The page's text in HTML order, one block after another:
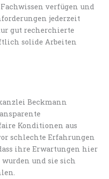
verfügen und
jederzeit
gut recherchierte
solide Arbeiten
Beckmann
Konditionen aus
schlechte Erfahrungen
ihre Erwartungen hier
und sie sich